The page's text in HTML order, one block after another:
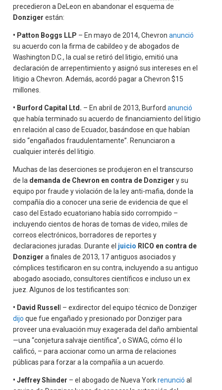
precedieron a DeLeon en abandonar el esquema de
Donzigerestán:
• Patton Boggs LLP – En mayo de 2014, Chevronanunció
su acuerdo con la firma de cabildeo y de abogados de
Washington D.C., la cual se retiró del litigio, emitió una
declaración de arrepentimiento y asignó sus intereses en el
litigio a Chevron. Además, acordó pagar a Chevron $15
millones.
• Burford Capital Ltd. – En abril de 2013, Burfordanunció
que había terminado su acuerdo de financiamiento del litigio
en relación al caso de Ecuador, basándose en que habían
sido “engañados fraudulentamente”. Renunciaron a
cualquier interés del litigio.
Muchas de las deserciones se produjeron en el transcurso
de la demanda de Chevron en contra de Donziger y su
equipo por fraude y violación de la ley anti-mafia, donde la
compañía dio a conocer una serie de evidencia de que el
caso del Estado ecuatoriano había sido corrompido –
incluyendo cientos de horas de tomas de video, miles de
correos electrónicos, borradores de reportes y
declaraciones juradas. Durante el juicio RICO en contra de
Donziger a finales de 2013, 17 antiguos asociados y
cómplices testificaron en su contra, incluyendo a su antiguo
abogado asociado, consultores científicos e incluso un ex
juez. Algunos de los testificantes son:
• David Russell – exdirector del equipo técnico de Donziger
dijo que fue engañado y presionado por Donziger para
proveer una evaluación muy exagerada del daño ambiental
—una “conjetura salvaje científica”, o SWAG, cómo él lo
calificó, – para accionar como un arma de relaciones
públicas para forzar a la compañía a un acuerdo.
• Jeffrey Shinder – el abogado de Nueva Yorkrenunció al